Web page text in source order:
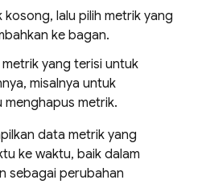
kosong, lalu pilih metrik yang
ke bagan.
yang terisi untuk
misalnya untuk
metrik.
data metrik yang
ke waktu, baik dalam
sebagai perubahan